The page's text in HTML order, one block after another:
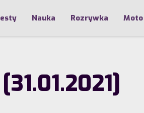
Nauka Rozrywka Moto